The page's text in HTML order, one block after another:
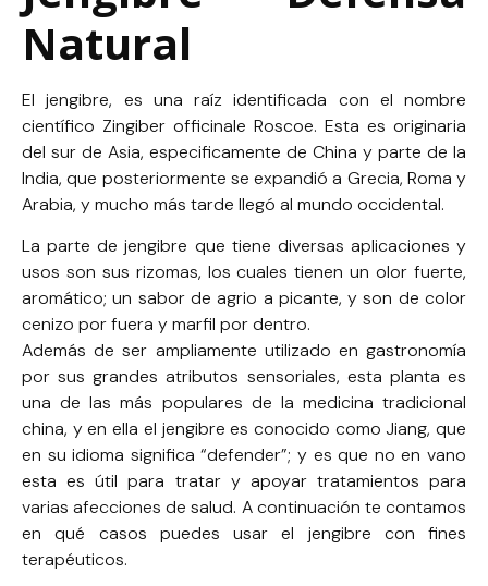
Natural
El jengibre, es una raíz identificada con el nombre
científico Zingiber officinale Roscoe. Esta es originaria
del sur de Asia, especificamente de China y parte de la
India, que posteriormente se expandió a Grecia, Roma y
Arabia, y mucho más tarde llegó al mundo occidental.
La parte de jengibre que tiene diversas aplicaciones y
usos son sus rizomas, los cuales tienen un olor fuerte,
aromático; un sabor de agrio a picante, y son de color
cenizo por fuera y marfil por dentro.
Además de ser ampliamente utilizado en gastronomía
por sus grandes atributos sensoriales, esta planta es
una de las más populares de la medicina tradicional
china, y en ella el jengibre es conocido como Jiang, que
en su idioma significa “defender”; y es que no en vano
esta es útil para tratar y apoyar tratamientos para
varias afecciones de salud. A continuación te contamos
en qué casos puedes usar el jengibre con fines
terapéuticos.